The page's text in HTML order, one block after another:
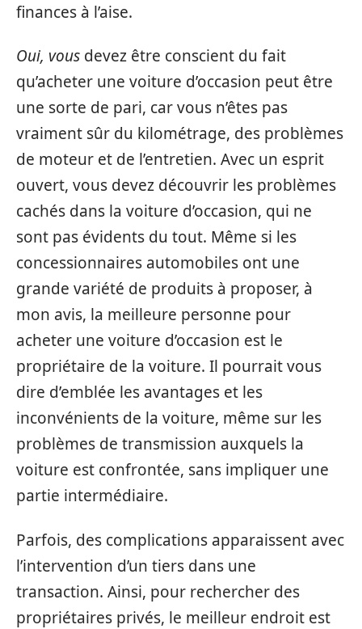
finances à l’aise.
Oui, vous devez être conscient du fait
qu’acheter une voiture d’occasion peut être
une sorte de pari, car vous n’êtes pas
vraiment sûr du kilométrage, des problèmes
de moteur et de l’entretien. Avec un esprit
ouvert, vous devez découvrir les problèmes
cachés dans la voiture d’occasion, qui ne
sont pas évidents du tout. Même si les
concessionnaires automobiles ont une
grande variété de produits à proposer, à
mon avis, la meilleure personne pour
acheter une voiture d’occasion est le
propriétaire de la voiture. Il pourrait vous
dire d’emblée les avantages et les
inconvénients de la voiture, même sur les
problèmes de transmission auxquels la
voiture est confrontée, sans impliquer une
partie intermédiaire.
Parfois, des complications apparaissent avec
l’intervention d’un tiers dans une
transaction. Ainsi, pour rechercher des
propriétaires privés, le meilleur endroit est